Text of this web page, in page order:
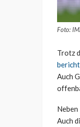
Foto:
Trotz
Auch
Auch